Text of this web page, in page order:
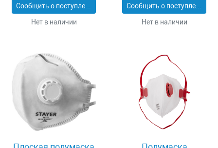
Сообщить о поступлении
Нет в наличии
Сообщить о поступлении
Нет в наличии